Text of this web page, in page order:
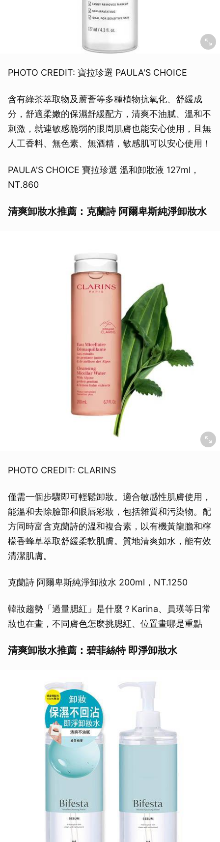
PHOTO CREDIT: 寶拉珍選 PAULA'S CHOICE
含有綠茶萃取物及蘆薈等多種植物抗氧化、舒緩成
分，舒適柔嫩的保濕舒緩配方，清爽不油膩、溫和不
刺激，就連敏感脆弱的眼周肌膚也能安心使用，且無
人工香料、無色素、無酒精，敏感肌可以安心使用！
PAULA'S CHOICE 寶拉珍選 溫和卸妝液 127ml，
NT.860
清爽卸妝水推薦：克蘭詩 阿爾卑斯純淨卸妝水
PHOTO CREDIT: CLARINS
僅需一個步驟即可輕鬆卸妝。適合敏感性肌膚使用，
能溫和去除臉部和眼唇彩妝，包括雜質和污染物。配
方同時富含克蘭詩的溫和複合素，以有機黃龍膽和檸
檬香蜂草萃取舒緩柔軟肌膚。質地清爽如水，能有效
清潔肌膚。
克蘭詩 阿爾卑斯純淨卸妝水 200ml，NT.1250
韓妝趨勢「過量腮紅」是什麼？Karina、員瑛等日常
妝也在畫，不同膚色怎麼挑腮紅、位置畫哪是重點
清爽卸妝水推薦：碧菲絲特 即淨卸妝水